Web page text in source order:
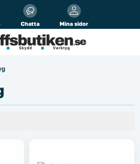
Chatta Mina sidor
visasinkl. moms!
Privat